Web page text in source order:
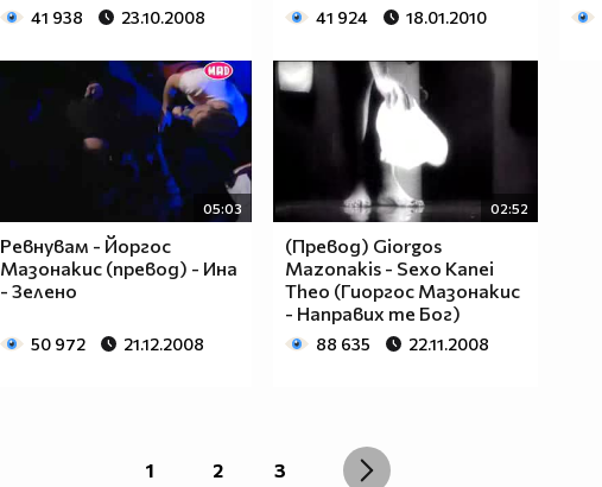
41 938 23.10.2008 41 924 18.01.2010
05:03
Ревнувам - Йоргос
Мазонакис (превод) - Ина
- Зелено
50 972 21.12.2008
02:52
(Превод) Giorgos
Mazonakis - Sexo Kanei
Theo (Гиоргос Мазонакис
- Направих те Бог)
88 635 22.11.2008
1 2 3